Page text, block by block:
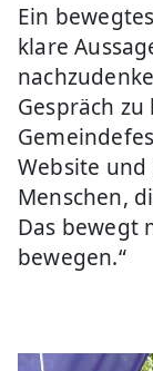
Ein
klare
Gespräch
Website
Menschen,
Das bewegt
bewegen.“